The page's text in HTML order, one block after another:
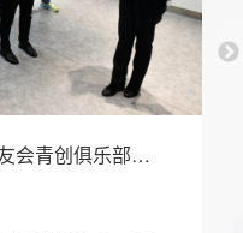
厦门大学管理学院EDP福州校友会青创俱乐部成员莅临公司参观调研